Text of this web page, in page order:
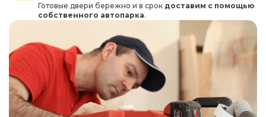
Готовые двери бережно и в срок доставим с помощью
собственного автопарка.